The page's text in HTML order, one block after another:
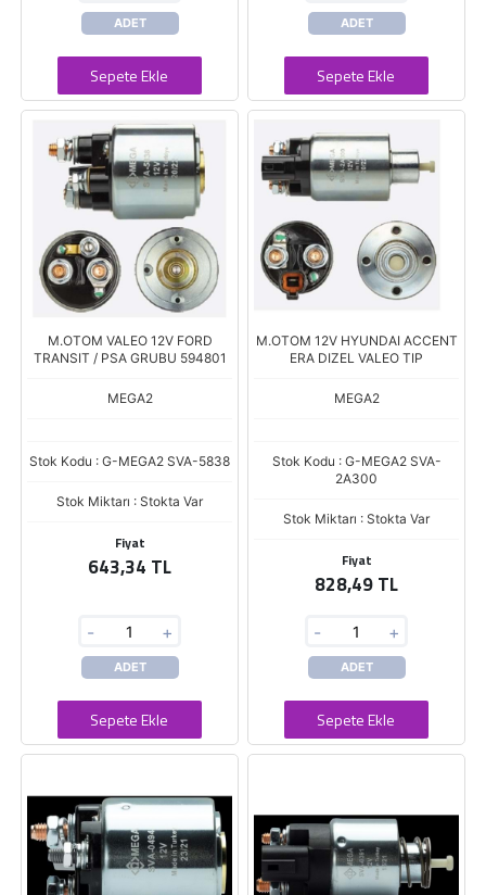
ADET
Sepete Ekle
ADET
Sepete Ekle
M.OTOM VALEO 12V FORD
TRANSIT / PSA GRUBU 594801
MEGA2
Stok Kodu : G-MEGA2 SVA-5838
Stok Miktarı : Stokta Var
Fiyat
643,34 TL
- +
ADET
Sepete Ekle
M.OTOM 12V HYUNDAI ACCENT
ERA DIZEL VALEO TIP
MEGA2
Stok Kodu : G-MEGA2 SVA-
2A300
Stok Miktarı : Stokta Var
Fiyat
828,49 TL
- +
ADET
Sepete Ekle